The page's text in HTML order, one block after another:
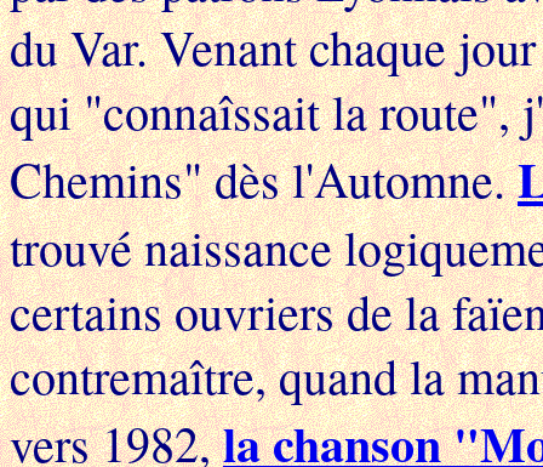
du Var. Venant chaque
qui "connaîssait la route",
Chemins" dès l'Automne.
trouvé naissance
certains ouvriers de la
contremaître, quand la
vers 1982,la chanson